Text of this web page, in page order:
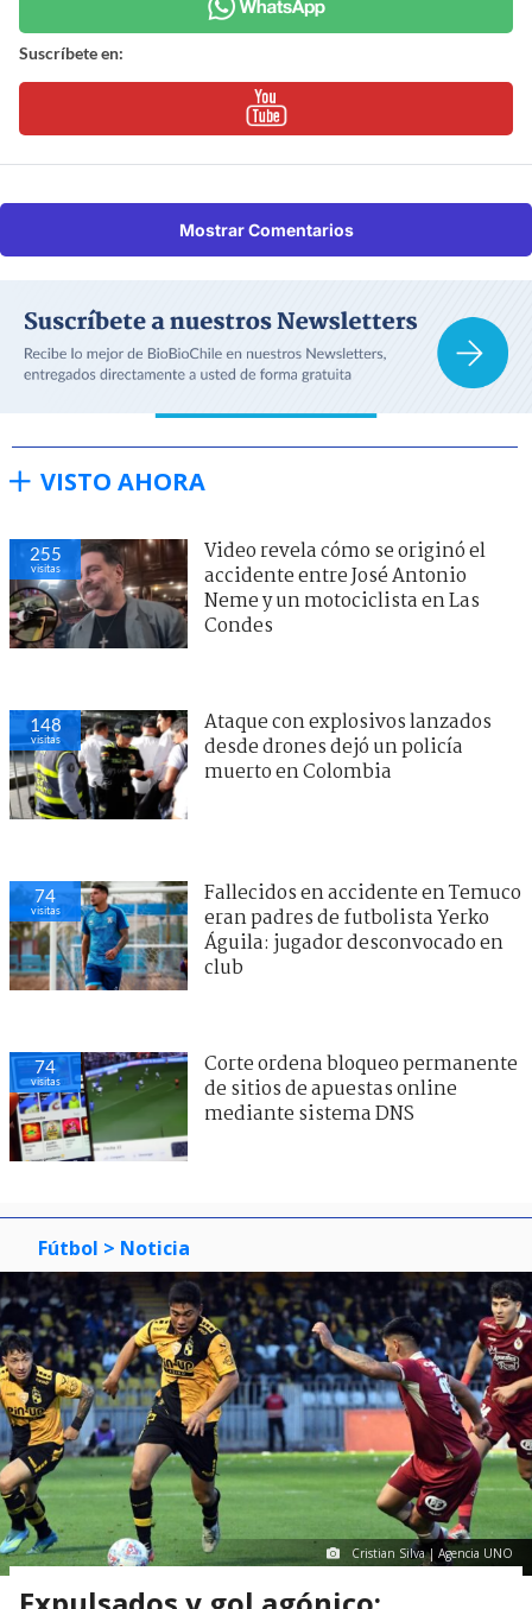
Suscríbete en:
Mostrar Comentarios
VISTO AHORA
255
visitas
Video revela cómo se originó el
accidente entre José Antonio
Neme y un motociclista en Las
Condes
148
visitas
Ataque con explosivos lanzados
desde drones dejó un policía
muerto en Colombia
74
visitas
Fallecidos en accidente en Temuco
eran padres de futbolista Yerko
Águila: jugador desconvocado en
club
74
visitas
Corte ordena bloqueo permanente
de sitios de apuestas online
mediante sistema DNS
Fútbol > Noticia
Cristian Silva | Agencia UNO